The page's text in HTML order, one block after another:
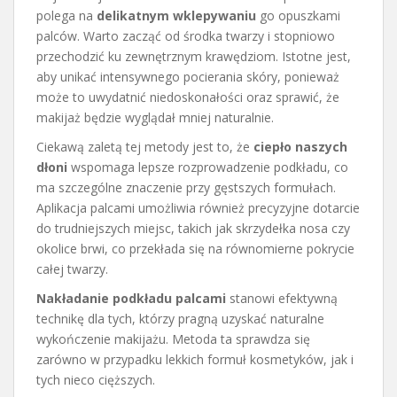
polega na delikatnym wklepywaniu go opuszkami
palców. Warto zacząć od środka twarzy i stopniowo
przechodzić ku zewnętrznym krawędziom. Istotne jest,
aby unikać intensywnego pocierania skóry, ponieważ
może to uwydatnić niedoskonałości oraz sprawić, że
makijaż będzie wyglądał mniej naturalnie.
Ciekawą zaletą tej metody jest to, że ciepło naszych
dłoni wspomaga lepsze rozprowadzenie podkładu, co
ma szczególne znaczenie przy gęstszych formułach.
Aplikacja palcami umożliwia również precyzyjne dotarcie
do trudniejszych miejsc, takich jak skrzydełka nosa czy
okolice brwi, co przekłada się na równomierne pokrycie
całej twarzy.
Nakładanie podkładu palcami stanowi efektywną
technikę dla tych, którzy pragną uzyskać naturalne
wykończenie makijażu. Metoda ta sprawdza się
zarówno w przypadku lekkich formuł kosmetyków, jak i
tych nieco cięższych.